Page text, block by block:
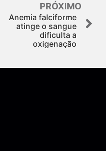
PRÓXIMO
Anemia falciforme
atinge o sangue
dificulta a
oxigenação